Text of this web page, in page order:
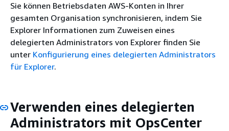
Sie können Betriebsdaten AWS-Konten in Ihrer
gesamten Organisation synchronisieren, indem Sie
Explorer Informationen zum Zuweisen eines
delegierten Administrators von Explorer finden Sie
unter Konfigurierung eines delegierten Administrators
für Explorer.
Verwenden eines delegierten
Administrators mit OpsCenter